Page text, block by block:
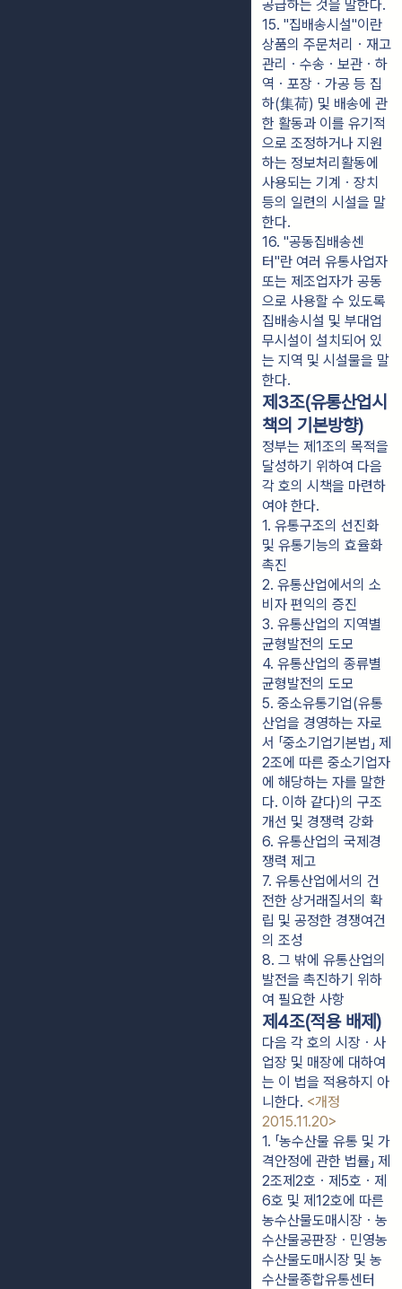
공급하는 것을 말한다.
15. "집배송시설"이란
상품의 주문처리ㆍ재고
관리ㆍ수송ㆍ보관ㆍ하
역ㆍ포장ㆍ가공 등 집
하(集荷) 및 배송에 관
한 활동과 이를 유기적
으로 조정하거나 지원
하는 정보처리활동에
사용되는 기계ㆍ장치
등의 일련의 시설을 말
한다.
16. "공동집배송센
터"란 여러 유통사업자
또는 제조업자가 공동
으로 사용할 수 있도록
집배송시설 및 부대업
무시설이 설치되어 있
는 지역 및 시설물을 말
한다.
제3조(유통산업시
책의 기본방향)
정부는 제1조의 목적을
달성하기 위하여 다음
각 호의 시책을 마련하
여야 한다.
1. 유통구조의 선진화
및 유통기능의 효율화
촉진
2. 유통산업에서의 소
비자 편익의 증진
3. 유통산업의 지역별
균형발전의 도모
4. 유통산업의 종류별
균형발전의 도모
5. 중소유통기업(유통
산업을 경영하는 자로
서 「중소기업기본법」 제
2조에 따른 중소기업자
에 해당하는 자를 말한
다. 이하 같다)의 구조
개선 및 경쟁력 강화
6. 유통산업의 국제경
쟁력 제고
7. 유통산업에서의 건
전한 상거래질서의 확
립 및 공정한 경쟁여건
의 조성
8. 그 밖에 유통산업의
발전을 촉진하기 위하
여 필요한 사항
제4조(적용 배제)
다음 각 호의 시장ㆍ사
업장 및 매장에 대하여
는 이 법을 적용하지 아
니한다. <개정
2015.11.20>
1. 「농수산물 유통 및 가
격안정에 관한 법률」 제
2조제2호ㆍ제5호ㆍ제
6호 및 제12호에 따른
농수산물도매시장ㆍ농
수산물공판장ㆍ민영농
수산물도매시장 및 농
수산물종합유통센터